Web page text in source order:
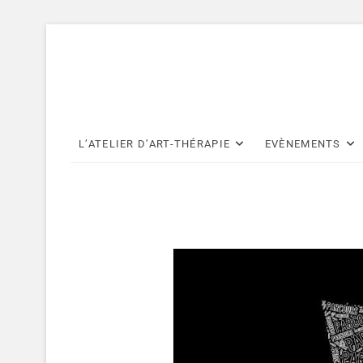
L’ATELIER D’ART-THÉRAPIE EVÈNEMENTS